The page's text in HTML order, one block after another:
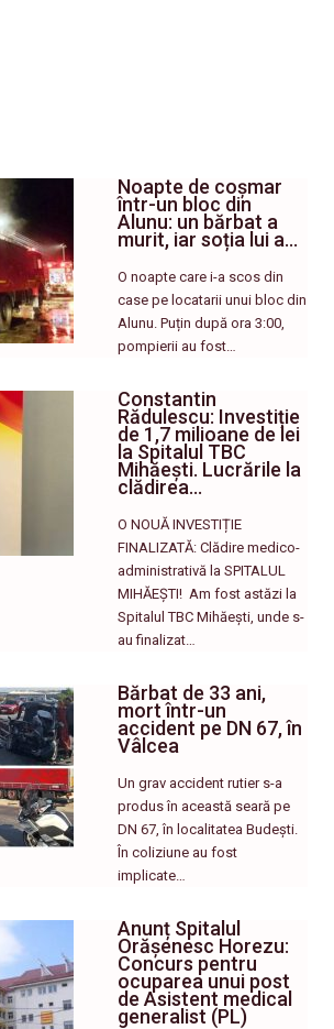
Noapte de coșmar
într-un bloc din
Alunu: un bărbat a
murit, iar soția lui a…
O noapte care i-a scos din
case pe locatarii unui bloc din
Alunu. Puțin după ora 3:00,
pompierii au fost…
Constantin
Rădulescu: Investiție
de 1,7 milioane de lei
la Spitalul TBC
Mihăești. Lucrările la
clădirea…
O NOUĂ INVESTIȚIE
FINALIZATĂ: Clădire medico-
administrativă la SPITALUL
MIHĂEȘTI! ​ Am fost astăzi la
Spitalul TBC Mihăești, unde s-
au finalizat…
Bărbat de 33 ani,
mort într-un
accident pe DN 67, în
Vâlcea
Un grav accident rutier s-a
produs în această seară pe
DN 67, în localitatea Budești.
În coliziune au fost
implicate…
Anunț Spitalul
Orășenesc Horezu:
Concurs pentru
ocuparea unui post
de Asistent medical
generalist (PL)